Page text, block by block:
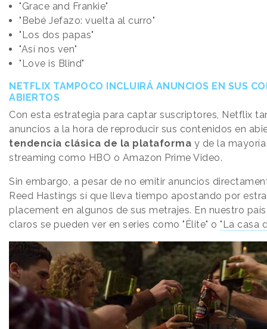
"Grace and Frankie"
"Bebé Jefazo: vuelta al curro"
"Los dos papas"
"Así nos ven"
"Love is Blind"
NETFLIX TAMPOCO INCLUIRÁ ANUNCIOS EN SUS
ABIERTOS
Con esta estrategia para captar suscriptores, Netflix
anuncios a la hora de reproducir sus contenidos en
tendencia clásica de la plataforma y de la
streaming como HBO o Amazon Prime Video.
Sin embargo, a pesar de no emitir anuncios
Reed Hastings sí que lleva tiempo apostando por
placement en algunos de sus metrajes. En nuestro
claros se pueden ver en series como "Élite" o "La casa